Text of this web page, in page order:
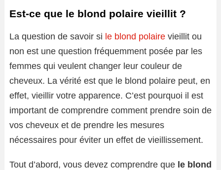
Est-ce que le blond polaire vieillit ?
La question de savoir si le blond polaire vieillit ou
non est une question fréquemment posée par les
femmes qui veulent changer leur couleur de
cheveux. La vérité est que le blond polaire peut, en
effet, vieillir votre apparence. C’est pourquoi il est
important de comprendre comment prendre soin de
vos cheveux et de prendre les mesures
nécessaires pour éviter un effet de vieillissement.
Tout d’abord, vous devez comprendre que le blond